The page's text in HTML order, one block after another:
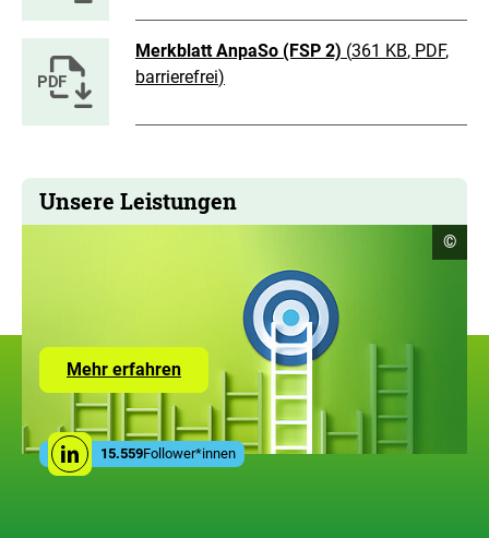
Merkblatt AnpaSo (FSP 2) (361 KB, PDF,
barrierefrei)
Unsere Leistungen
Mehr erfahrenZur
Seite
Leistungen
der
ZUG
Social
MediaLinkedin
15.559Follower*innen
©